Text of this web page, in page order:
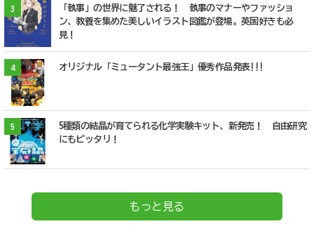
3
「執事」の世界に魅了される！ 執事のマナーやファッショ
ン、教養を集めた美しいイラスト図鑑が登場。英国好きも必
見！
4 オリジナル「ミュータント最強王」優秀作品発表!!!
5
5種類の結晶が育てられる化学実験キット、新発売！ 自由研究
にもピッタリ！
もっと見る